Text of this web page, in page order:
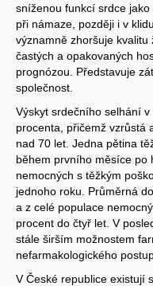
sníženou funkcí srdce
při námaze, později i v
významně zhoršuje
častých a opakovaných
prognózou. Představuje
společnost.
Výskyt srdečního selhání
procenta, přičemž vzrůstá
nad 70 let. Jedna pětina
během prvního měsíce po
nemocných s těžkým
jednoho roku. Průměrná
a z celé populace
procent do čtyř let. V
stále širším možnostem
nefarmakologického
V České republice existují